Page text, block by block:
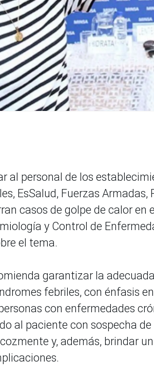
al personal de los
EsSalud, Fuerzas
casos de golpe de calor en
y Control de
el tema.
garantizar la
febriles, con énfasis
con enfermedades
al paciente con sospecha
y, además, brindar